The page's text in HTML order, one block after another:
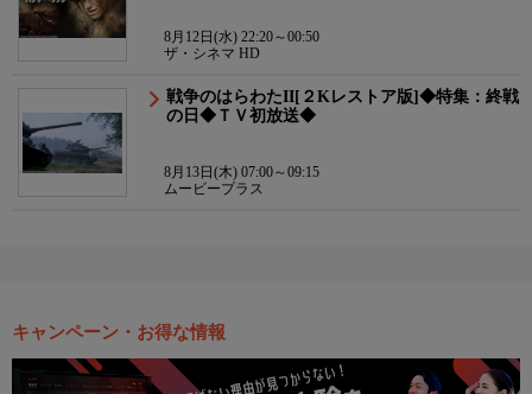
8月12日(水) 22:20～00:50
ザ・シネマ HD
戦争のはらわたII[２Kレストア版]◆特集：終戦
の日◆ＴＶ初放送◆
8月13日(木) 07:00～09:15
ムービープラス
キャンペーン・お得な情報